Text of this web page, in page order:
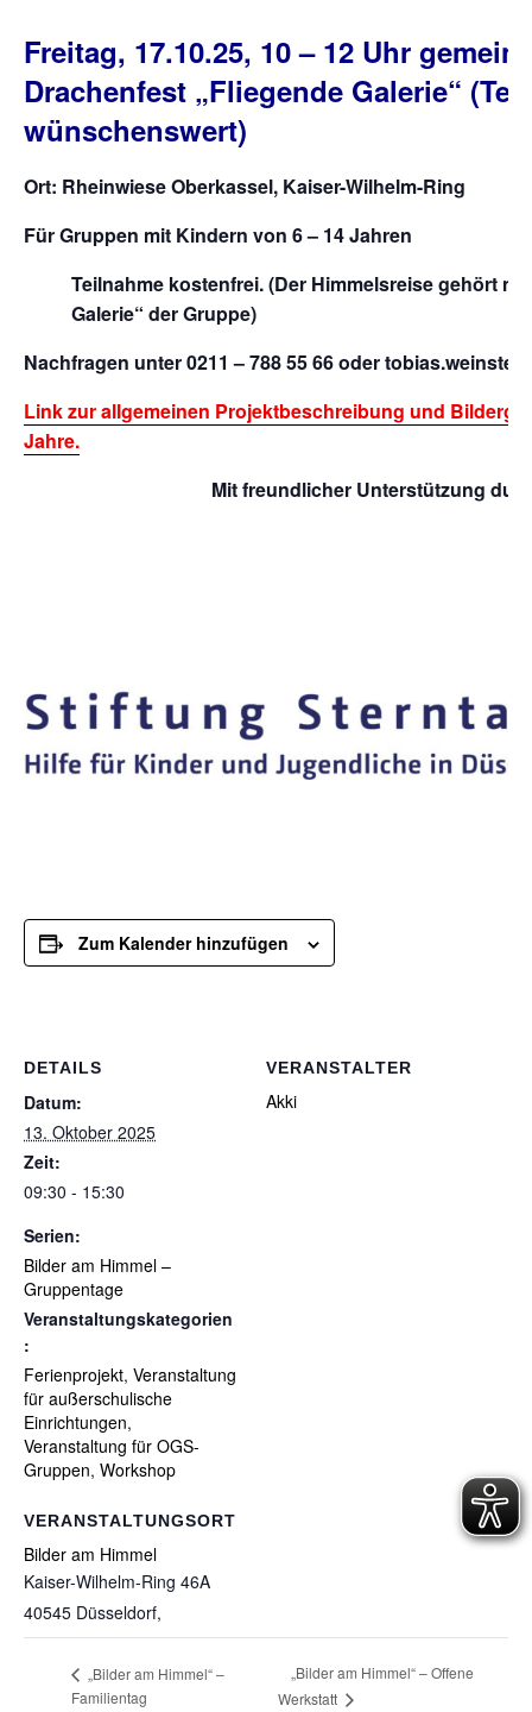
Freitag, 17.10.25, 10 – 12 Uhr
Drachenfest „Fliegende Galerie“
wünschenswert)
Ort: Rheinwiese Oberkassel, Kaiser-Wilhelm-Ring
Für Gruppen mit Kindern von 6 – 14 Jahren
Teilnahme kostenfrei.(Der Himmelsreise gehört
Galerie“ der Gruppe)
Nachfragen unter 0211 – 788 55 66 oder
Link zur allgemeinen Projektbeschreibung und
Jahre.
Mit freundlicher Unterstützung
Zum Kalender hinzufügen
DETAILS
Datum:
13. Oktober 2025
Zeit:
09:30 - 15:30
Serien:
Bilder am Himmel –
Gruppentage
Veranstaltungskategorien
:
Ferienprojekt, Veranstaltung
für außerschulische
Einrichtungen,
Veranstaltung für OGS-
Gruppen, Workshop
VERANSTALTUNGSORT
Bilder am Himmel
Kaiser-Wilhelm-Ring 46A
40545 Düsseldorf,
VERANSTALTER
Akki
„Bilder am Himmel“ –
Familientag
„Bilder am Himmel“ – Offene
Werkstatt